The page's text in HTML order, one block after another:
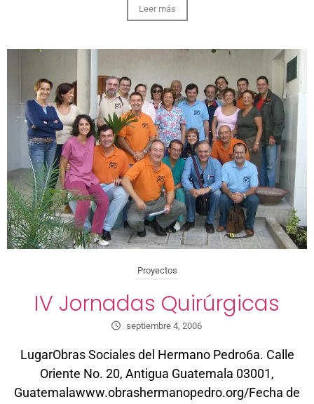
Leer más
Proyectos
IV Jornadas Quirúrgicas
septiembre 4, 2006
LugarObras Sociales del Hermano Pedro6a. Calle
Oriente No. 20, Antigua Guatemala 03001,
Guatemalawww.obrashermanopedro.org/Fecha de